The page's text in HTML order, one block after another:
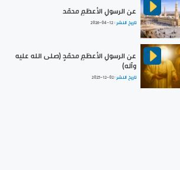
عن الرسولِ الأعظمِ محمّد
تاريخ النشر :2026-04-12
عن الرسولِ الأعظمِ محمّدٍ (صلى الله عليه
وآله)
تاريخ النشر :2025-12-02